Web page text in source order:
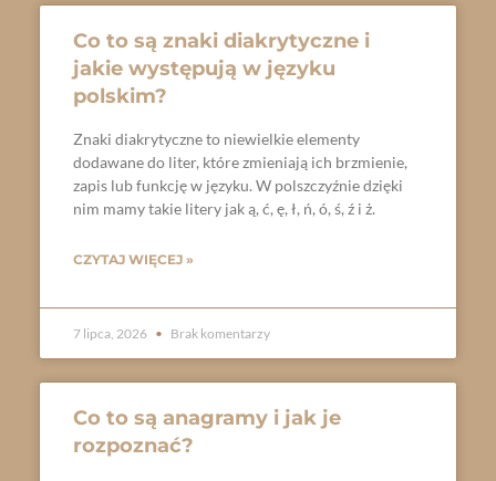
Co to są znaki diakrytyczne i
jakie występują w języku
polskim?
Znaki diakrytyczne to niewielkie elementy
dodawane do liter, które zmieniają ich brzmienie,
zapis lub funkcję w języku. W polszczyźnie dzięki
nim mamy takie litery jak ą, ć, ę, ł, ń, ó, ś, ź i ż.
CZYTAJ WIĘCEJ »
7 lipca, 2026 Brak komentarzy
Co to są anagramy i jak je
rozpoznać?